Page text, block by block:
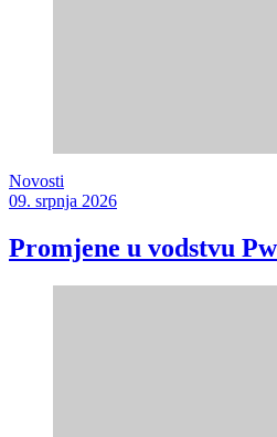
Novosti
09. srpnja 2026
Promjene u vodstvu